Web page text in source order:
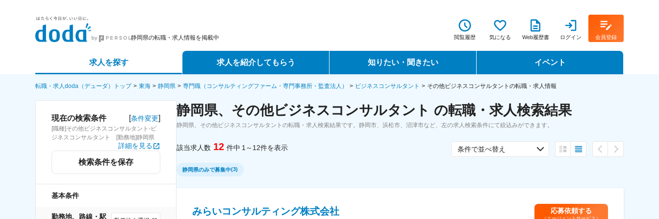
静岡県の転職・求人情報を掲載中 閲覧履歴 気になる Web履歴書 ログイン 会員登録
求人を探す
詳細条件から探す
求人特集から探す
求人を紹介してもらう
エージェントサービス
スカウトサービス
知りたい・聞きたい
転職ノウハウ
データで見る転職
イベント
転職イベント・転職セミナー
転職フェア
転職・求人doda（デューダ）トップ 東海 静岡県 専門職（コンサルティングファーム・専門事務所・監査法人） ビジネスコンサルタント その他ビジネスコンサルタントの転職・求人情報
現在の検索条件 [条件変更]
[職種]その他ビジネスコンサルタント-ビ
ジネスコンサルタント [勤務地]静岡県
詳細を見る
検索条件を保存
基本条件
勤務地、路線・駅
静岡県、その他ビジネスコンサルタント の転職・求人検索結果
静岡県、その他ビジネスコンサルタントの転職・求人検索結果です。静岡市、浜松市、沼津市など、左の求人検索条件にて絞込みができます。
該当求人数 12 件中 1～12件を表示 条件で並べ替え
静岡県のみで募集中(3)
みらいコンサルティング株式会社 応募依頼する